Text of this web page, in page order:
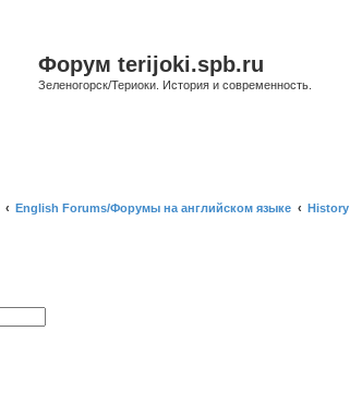
Форум terijoki.spb.ru
Зеленогорск/Териоки. История и современность.
English Forums/Форумы на английском языке History